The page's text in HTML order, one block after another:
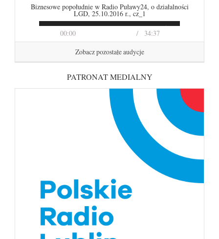
00:00 34:37
Biznesowe popołudnie w Radio Puławy24, o działalności
LGD, 25.10.2016 r., cz_1
Zobacz pozostałe audycje
PATRONAT MEDIALNY